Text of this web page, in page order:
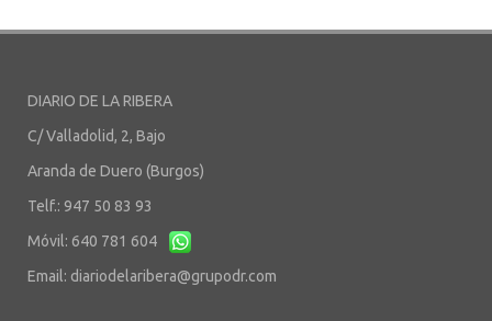
DIARIO DE LA RIBERA
C/ Valladolid, 2, Bajo
Aranda de Duero (Burgos)
Telf.: 947 50 83 93
Móvil: 640 781 604
Email: diariodelaribera@grupodr.com